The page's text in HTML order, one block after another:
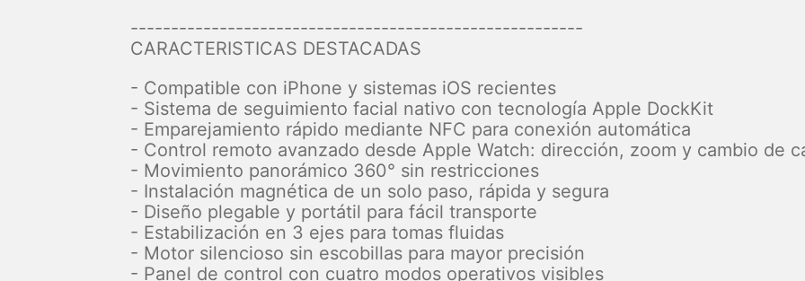
--------------------------------------------------------
CARACTERISTICAS DESTACADAS
- Compatible con iPhone y sistemas iOS recientes
- Sistema de seguimiento facial nativo con tecnología Apple DockKit
- Emparejamiento rápido mediante NFC para conexión automática
- Control remoto avanzado desde Apple Watch: dirección, zoom y cambio de
- Movimiento panorámico 360° sin restricciones
- Instalación magnética de un solo paso, rápida y segura
- Diseño plegable y portátil para fácil transporte
- Estabilización en 3 ejes para tomas fluidas
- Motor silencioso sin escobillas para mayor precisión
- Panel de control con cuatro modos operativos visibles